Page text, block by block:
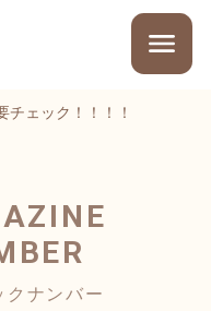
チェック！！！！
クナンバー